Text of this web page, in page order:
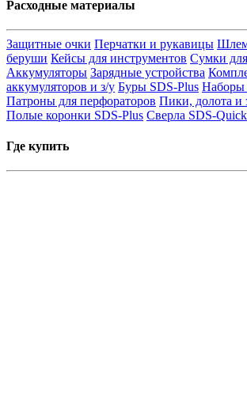
Расходные материалы
Защитные очки Перчатки и рукавицы
беруши Кейсы для инструментов Сумки
Аккумуляторы Зарядные устройства
аккумуляторов и з/у Буры SDS-Plus Наборы
Патроны для перфораторов Пики, долота и
Полые коронки SDS-Plus Сверла SDS-Quick
Где купить